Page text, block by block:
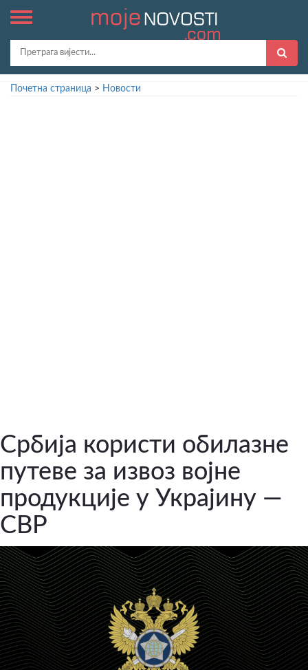
Почетна страница > Новости
Србија користи обилазне
путеве за извоз војне
продукције у Украјину —
СВР